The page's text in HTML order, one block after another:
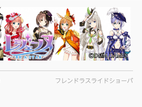
フレンドラスライドショーバ